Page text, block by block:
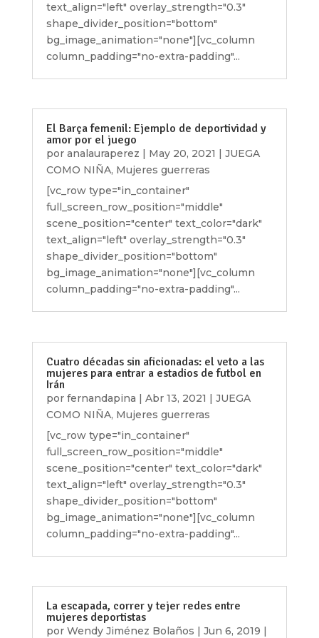
text_align="left" overlay_strength="0.3"
shape_divider_position="bottom"
bg_image_animation="none"][vc_column
column_padding="no-extra-padding"...
El Barça femenil: Ejemplo de deportividad y
amor por el juego
por analauraperez May 20, 2021
JUEGA
COMO NIÑA, Mujeres guerreras
[vc_row type="in_container"
full_screen_row_position="middle"
scene_position="center" text_color="dark"
text_align="left" overlay_strength="0.3"
shape_divider_position="bottom"
bg_image_animation="none"][vc_column
column_padding="no-extra-padding"...
Cuatro décadas sin aficionadas: el veto a las
mujeres para entrar a estadios de futbol en
Irán
por fernandapina | Abr 13, 2021 | JUEGA
COMO NIÑA, Mujeres guerreras
[vc_row type="in_container"
full_screen_row_position="middle"
scene_position="center" text_color="dark"
text_align="left" overlay_strength="0.3"
shape_divider_position="bottom"
bg_image_animation="none"][vc_column
column_padding="no-extra-padding"...
La escapada, correr y tejer redes entre
mujeres deportistas
por Wendy Jiménez Bolaños | Jun 6, 2019 |